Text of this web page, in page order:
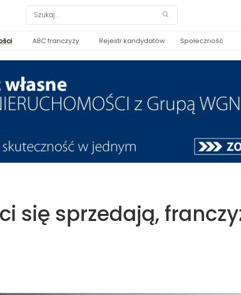
ABC franczyzy Rejestr kandydatów Społeczność
się sprzedają,